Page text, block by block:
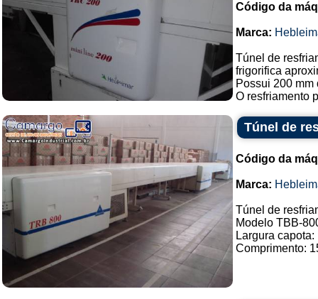
Código da
Marca:
Túnel de
frigorifica
Possui 200 mm
O resfriamento
Túnel de
Código da
Marca:
Túnel de
Modelo TBB-
Largura capota:
Comprimento: